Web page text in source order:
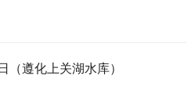
（遵化上关湖水库）